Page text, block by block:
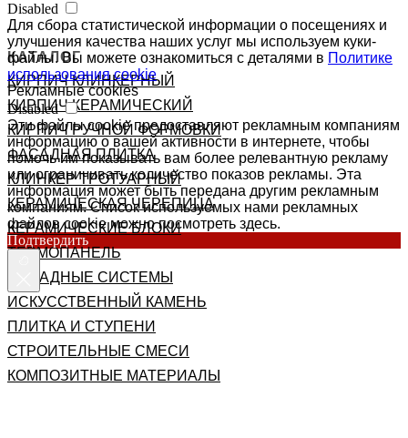
КАТАЛОГ
КИРПИЧ КЛИНКЕРНЫЙ
КИРПИЧ КЕРАМИЧЕСКИЙ
КИРПИЧ РУЧНОЙ ФОРМОВКИ
ФАСАДНАЯ ПЛИТКА
КЛИНКЕР ТРОТУАРНЫЙ
КЕРАМИЧЕСКАЯ ЧЕРЕПИЦА
КЕРАМИЧЕСКИЕ БЛОКИ
ТЕРМОПАНЕЛЬ
ФАСАДНЫЕ СИСТЕМЫ
ИСКУССТВЕННЫЙ КАМЕНЬ
ПЛИТКА И СТУПЕНИ
СТРОИТЕЛЬНЫЕ СМЕСИ
КОМПОЗИТНЫЕ МАТЕРИАЛЫ
Disabled
Для сбора статистической информации о посещениях и
улучшения качества наших услуг мы используем куки-
файлы. Вы можете ознакомиться с деталями в Политике
использования cookie
Рекламные cookies
Disabled
Эти файлы cookie предоставляют рекламным компаниям
информацию о вашей активности в интернете, чтобы
помочь им показывать вам более релевантную рекламу
или ограничивать количество показов рекламы. Эта
информация может быть передана другим рекламным
компаниям. Список используемых нами рекламных
файлов cookie можно посмотреть здесь.
Подтвердить